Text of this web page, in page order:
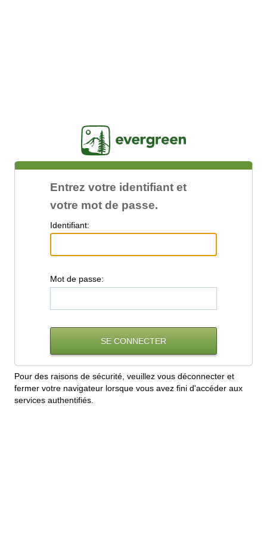
Entrez votre identifiant et
votre mot de passe.
Identifiant:
Mot de passe:
Pour des raisons de sécurité, veuillez vous déconnecter et
fermer votre navigateur lorsque vous avez fini d'accéder aux
services authentifiés.